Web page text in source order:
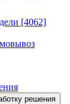
[4062]
решения